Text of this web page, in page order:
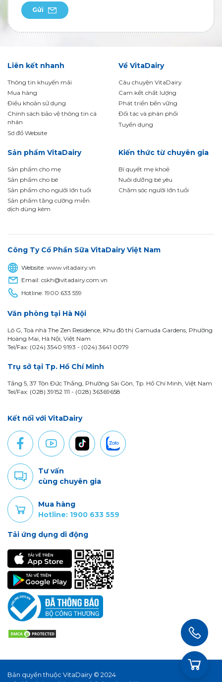
Gửi
Liên kết nhanh
Thông tin khuyến mãi
Mua hàng
Điều khoản sử dụng
Chính sách bảo vệ thông tin cá
nhân
Sơ đồ Website
Về VitaDairy
Câu chuyện VitaDairy
Cam kết chất lượng
Phát triển bền vững
Đối tác và phân phối
Tuyển dụng
Sản phẩm VitaDairy
Sản phẩm cho mẹ
Sản phẩm cho bé
Sản phẩm cho người lớn tuổi
Sản phẩm tăng cường miễn
dịch dùng kèm
Kiến thức từ chuyên gia
Bí quyết mẹ khoẻ
Nuôi dưỡng bé yêu
Chăm sóc người lớn tuổi
Công Ty Cổ Phần Sữa VitaDairy Việt Nam
Website:www.vitadairy.vn
Email:cskh@vitadairy.com.vn
Hotline:1900 633 559
Văn phòng tại Hà Nội
Lô G, Toà nhà The Zen Residence, Khu đô thị Gamuda Gardens, Phường
Hoàng Mai, Hà Nội, Việt Nam
Tel/Fax: (024) 3540 9193 - (024) 3641 0079
Trụ sở tại Tp. Hồ Chí Minh
Tầng 5, 37 Tôn Đức Thắng, Phường Sài Gòn, Tp. Hồ Chí Minh, Việt Nam
Tel/Fax: (028) 39152 111 - (028) 36369658
Kết nối với VitaDairy
Tư vấn
cùng chuyên gia
Mua hàng
Hotline: 1900 633 559
Tải ứng dụng di động
Bản quyền thuộc VitaDairy © 2024